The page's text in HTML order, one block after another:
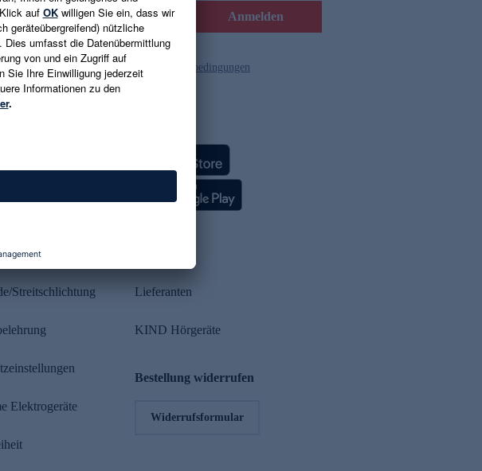
eingeben Anmelden
Datenschutzrichtlinien und die Gutscheinbedingungen
Streitschlichtung
Elektrogeräte
Lieferanten
KIND Hörgeräte
Bestellung widerrufen
Widerrufsformular